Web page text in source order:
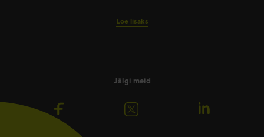
Loe lisaks
Jälgi meid